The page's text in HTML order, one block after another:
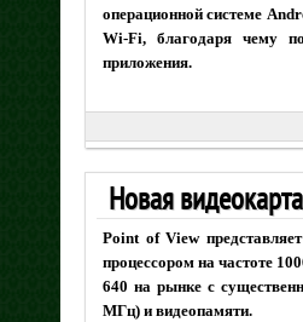
операционной системе
Wi-Fi, благодаря чему
приложения.
Новая
Point of View
процессором на частоте
640 на рынке с
МГц) и видеопамяти.